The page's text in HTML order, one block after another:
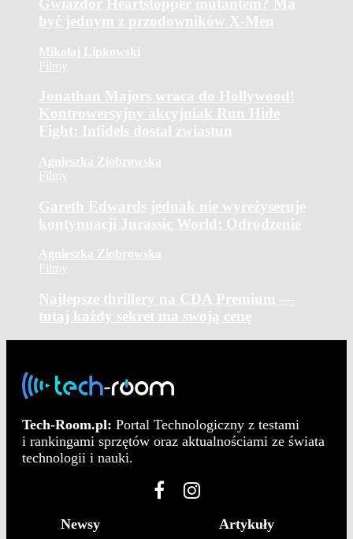
Gwiazdor Heartstopper mutantem? Ma
być jednym z przodowników X-Men
Mikołaj Lipkowski
Filmy
Jonathan Majors wraca do Hollywood!
Kontrowersyjny akcyjniak Run Hide
Fight: Infidels dostał zwiastun
Agnieszka Ziobrowska
Filmy
Gareth Edwards jednak nie wyreżyseruje
kontynuacji Jurassic World: Odrodzenie
Agnieszka Ziobrowska
Filmy
Najlepsze thrillery na CDA Premium —
tutaj każdy sekret ma swoją cenę
Tech-Room.pl: Portal Technologiczny z testami
i rankingami sprzętów oraz aktualnościami ze świata
technologii i nauki.
Newsy
Artykuły